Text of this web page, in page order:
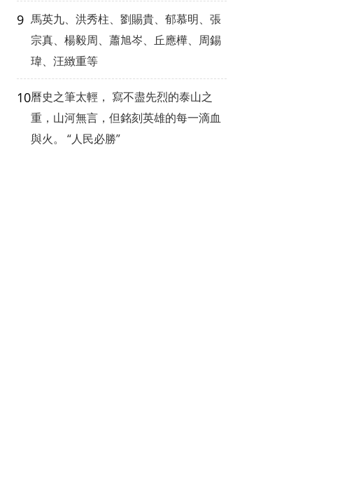
9 馬英九、洪秀柱、劉賜貴、郁慕明、張
宗真、楊毅周、蕭旭岑、丘應樺、周錫
瑋、汪緻重等
10曆史之筆太輕， 寫不盡先烈的泰山之
重，山河無言，但銘刻英雄的每一滴血
與火。 “人民必勝”